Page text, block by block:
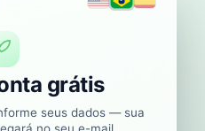
grátis
seus dados — sua